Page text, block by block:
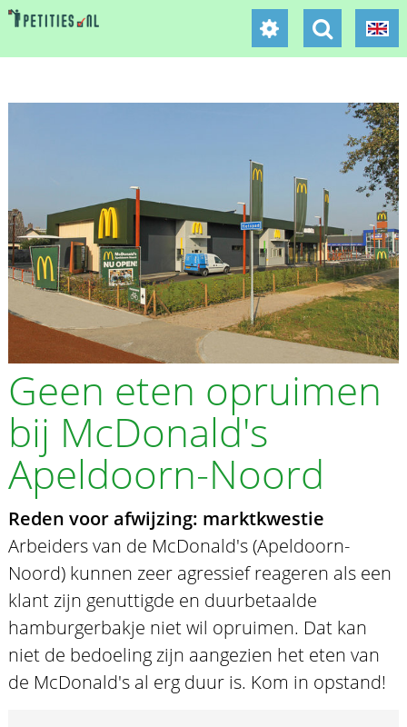
Geen eten opruimen
bij McDonald's
Apeldoorn-Noord
Reden voor afwijzing: marktkwestie
Arbeiders van de McDonald's (Apeldoorn-
Noord) kunnen zeer agressief reageren als een
klant zijn genuttigde en duurbetaalde
hamburgerbakje niet wil opruimen. Dat kan
niet de bedoeling zijn aangezien het eten van
de McDonald's al erg duur is. Kom in opstand!